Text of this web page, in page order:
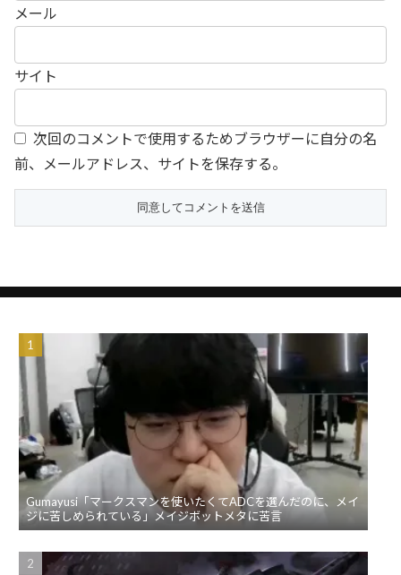
メール
サイト
次回のコメントで使用するためブラウザーに自分の名
前、メールアドレス、サイトを保存する。
Gumayusi「マークスマンを使いたくてADCを選んだのに、メイ
ジに苦しめられている」メイジボットメタに苦言